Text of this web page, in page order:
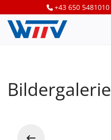
+43 650 5481010
Bildergalerie